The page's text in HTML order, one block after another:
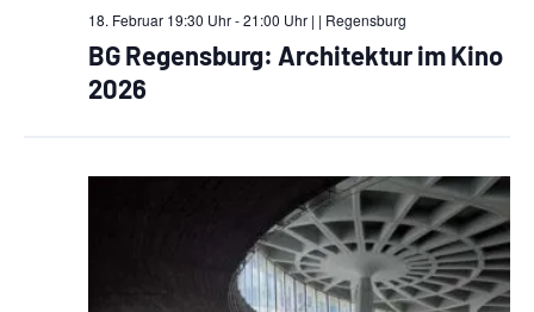
18. Februar 19:30 Uhr - 21:00 Uhr | | Regensburg
BG Regensburg: Architektur im Kino
2026